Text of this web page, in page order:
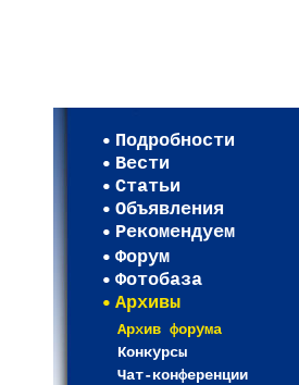
Подробности
Вести
Статьи
Объявления
Рекомендуем
Форум
Фотобаза
Архивы
Архив форума
Конкурсы
Чат-конференции